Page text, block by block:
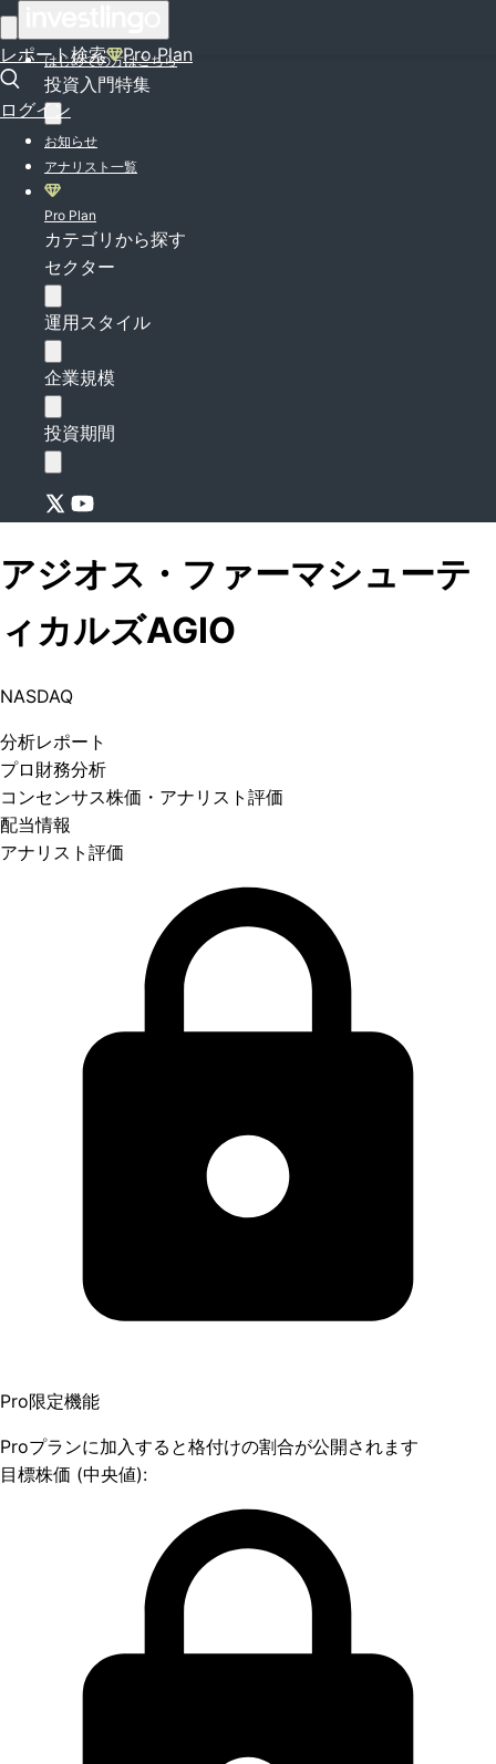
レポート検索 Pro Plan
ログイン
はじめての方はこちら
投資入門特集
お知らせ
アナリスト一覧
Pro Plan
カテゴリから探す
セクター
運用スタイル
企業規模
投資期間
アジオス・ファーマシューテ
ィカルズAGIO
NASDAQ
分析レポート
プロ 財務分析
コンセンサス株価 ・アナリスト評価
配当情報
アナリスト評価
Pro限定機能
Proプランに加入すると格付けの割合が公開されます
目標株価 (中央値):